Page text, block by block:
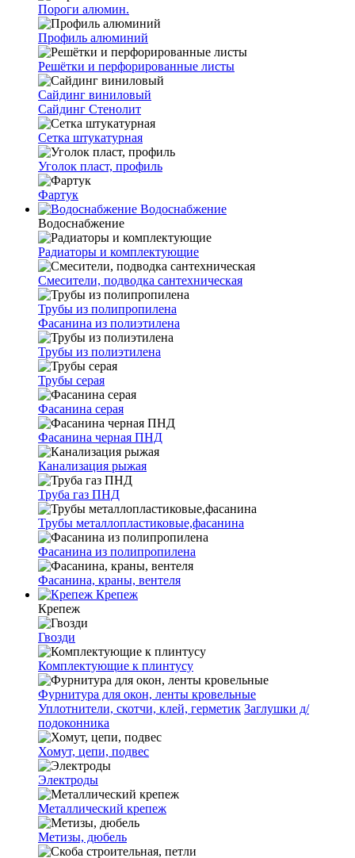
Пороги алюмин.
Профиль алюминий
Решётки и перфорированные листы
Сайдинг виниловый
Сайдинг Стенолит
Сетка штукатурная
Уголок пласт, профиль
Фартук
Водоснабжение
Водоснабжение
Радиаторы и комплектующие
Смесители, подводка сантехническая
Трубы из полипропилена
Фасанина из полиэтилена
Трубы из полиэтилена
Трубы серая
Фасанина серая
Фасанина черная ПНД
Канализация рыжая
Труба газ ПНД
Трубы металлопластиковые,фасанина
Фасанина из полипропилена
Фасанина, краны, вентеля
Крепеж
Крепеж
Гвозди
Комплектующие к плинтусу
Фурнитура для окон, ленты кровельные
Уплотнители, скотчи, клей, герметик Заглушки д/
подоконника
Хомут, цепи, подвес
Электроды
Металлический крепеж
Метизы, дюбель